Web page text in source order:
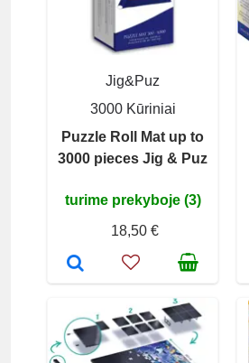
Jig&Puz
3000 Kūriniai
Puzzle Roll Mat up to
3000 pieces Jig & Puz
turime prekyboje (3)
18,50 €